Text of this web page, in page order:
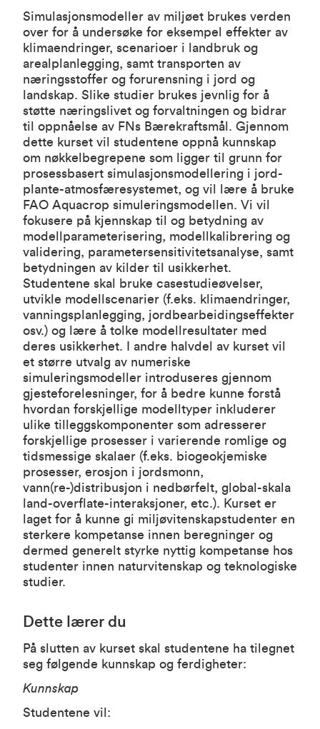
Simulasjonsmodeller av miljøet brukes verden
over for å undersøke for eksempel effekter av
klimaendringer, scenarioer i landbruk og
arealplanlegging, samt transporten av
næringsstoffer og forurensning i jord og
landskap. Slike studier brukes jevnlig for å
støtte næringslivet og forvaltningen og bidrar
til oppnåelse av FNs Bærekraftsmål. Gjennom
dette kurset vil studentene oppnå kunnskap
om nøkkelbegrepene som ligger til grunn for
prosessbasert simulasjonsmodellering i jord-
plante-atmosfæresystemet, og vil lære å bruke
FAO Aquacrop simuleringsmodellen. Vi vil
fokusere på kjennskap til og betydning av
modellparameterisering, modellkalibrering og
validering, parametersensitivitetsanalyse, samt
betydningen av kilder til usikkerhet.
Studentene skal bruke casestudieøvelser,
utvikle modellscenarier (f.eks. klimaendringer,
vanningsplanlegging, jordbearbeidingseffekter
osv.) og lære å tolke modellresultater med
deres usikkerhet. I andre halvdel av kurset vil
et større utvalg av numeriske
simuleringsmodeller introduseres gjennom
gjesteforelesninger, for å bedre kunne forstå
hvordan forskjellige modelltyper inkluderer
ulike tilleggskomponenter som adresserer
forskjellige prosesser i varierende romlige og
tidsmessige skalaer (f.eks. biogeokjemiske
prosesser, erosjon i jordsmonn,
vann(re-)distribusjon i nedbørfelt, global-skala
land-overflate-interaksjoner, etc.). Kurset er
laget for å kunne gi miljøvitenskapstudenter en
sterkere kompetanse innen beregninger og
dermed generelt styrke nyttig kompetanse hos
studenter innen naturvitenskap og teknologiske
studier.
Dette lærer du
På slutten av kurset skal studentene ha tilegnet
seg følgende kunnskap og ferdigheter:
Kunnskap
Studentene vil: